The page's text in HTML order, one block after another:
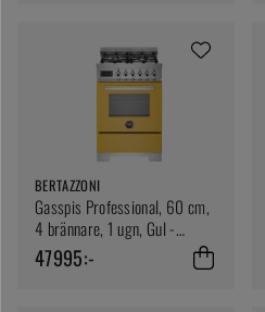
BERTAZZONI
Gasspis Professional, 60 cm,
4 brännare, 1 ugn, Gul -
Bertazzoni
47995:-